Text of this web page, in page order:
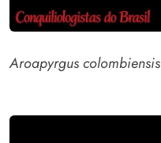
Aroapyrgus colombiensis